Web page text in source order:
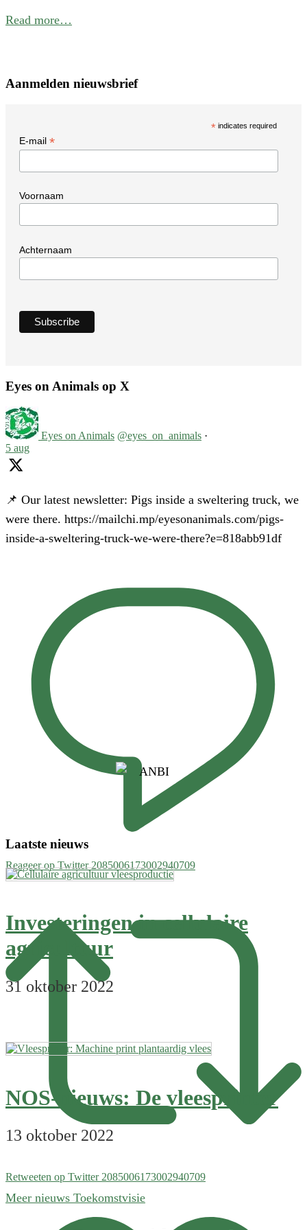
Read more…
Aanmelden nieuwsbrief
* indicates required
E-mail *
Voornaam
Achternaam
Eyes on Animals op X
Eyes on Animals @eyes_on_animals ·
5 aug
📌 Our latest newsletter: Pigs inside a sweltering truck, we
were there. https://mailchi.mp/eyesonanimals.com/pigs-
inside-a-sweltering-truck-we-were-there?e=818abb91df
Reageer op Twitter 2085006173002940709
Retweeten op Twitter 2085006173002940709
Laatste nieuws
Investeringen in cellulaire
agricultuur
31 oktober 2022
NOS-nieuws: De vleesprinter
13 oktober 2022
Meer nieuws Toekomstvisie